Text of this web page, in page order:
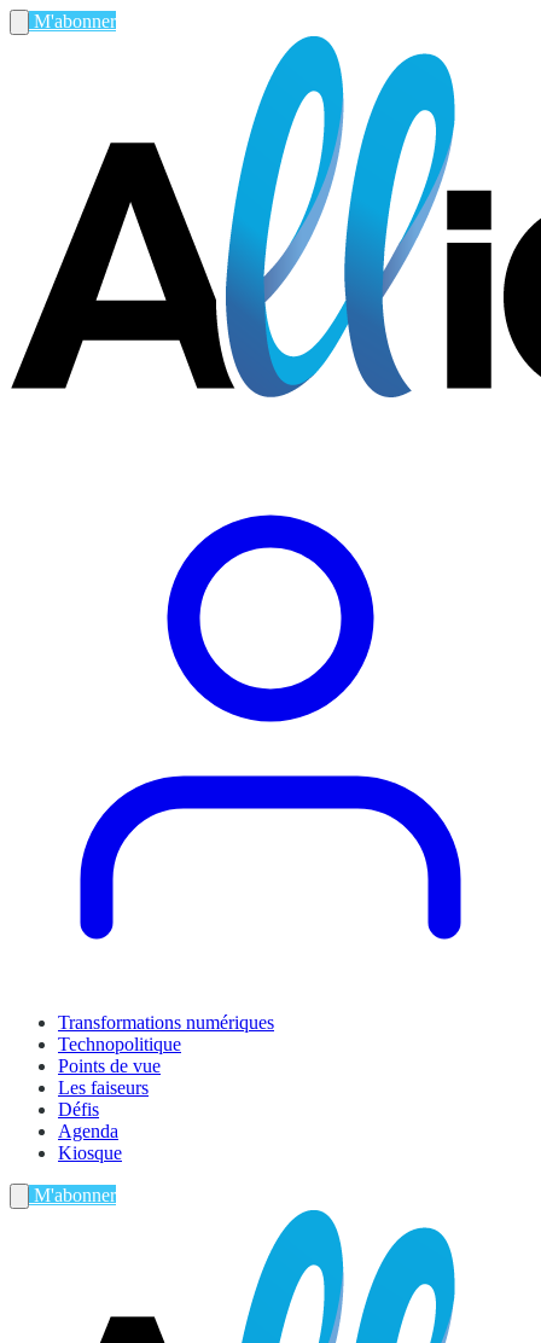
M'abonner
Transformations numériques
Technopolitique
Points de vue
Les faiseurs
Défis
Agenda
Kiosque
M'abonner